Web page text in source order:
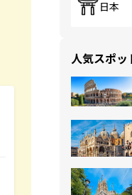
日本
人気スポッ